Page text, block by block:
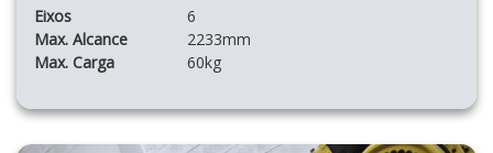
Eixos
6
Max. Alcance
2233mm
Max. Carga
60kg